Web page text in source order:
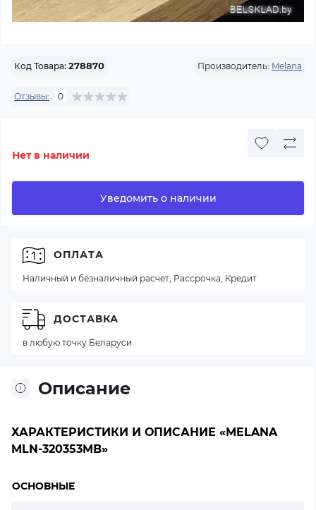
Код Товара: 278870 Производитель: Melana
Отзывы: 0
Нет в наличии
Уведомить о наличии
Описание
ХАРАКТЕРИСТИКИ И ОПИСАНИЕ «MELANA
MLN-320353MB»
ОСНОВНЫЕ
ОПЛАТА
Наличный и безналичный расчет, Рассрочка, Кредит
ДОСТАВКА
в любую точку Беларуси